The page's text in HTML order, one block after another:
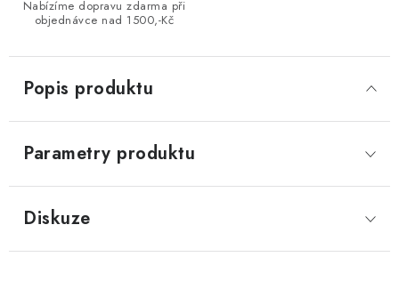
Nabízíme dopravu zdarma při
objednávce nad 1500,-Kč
Popis produktu
Parametry produktu
Diskuze